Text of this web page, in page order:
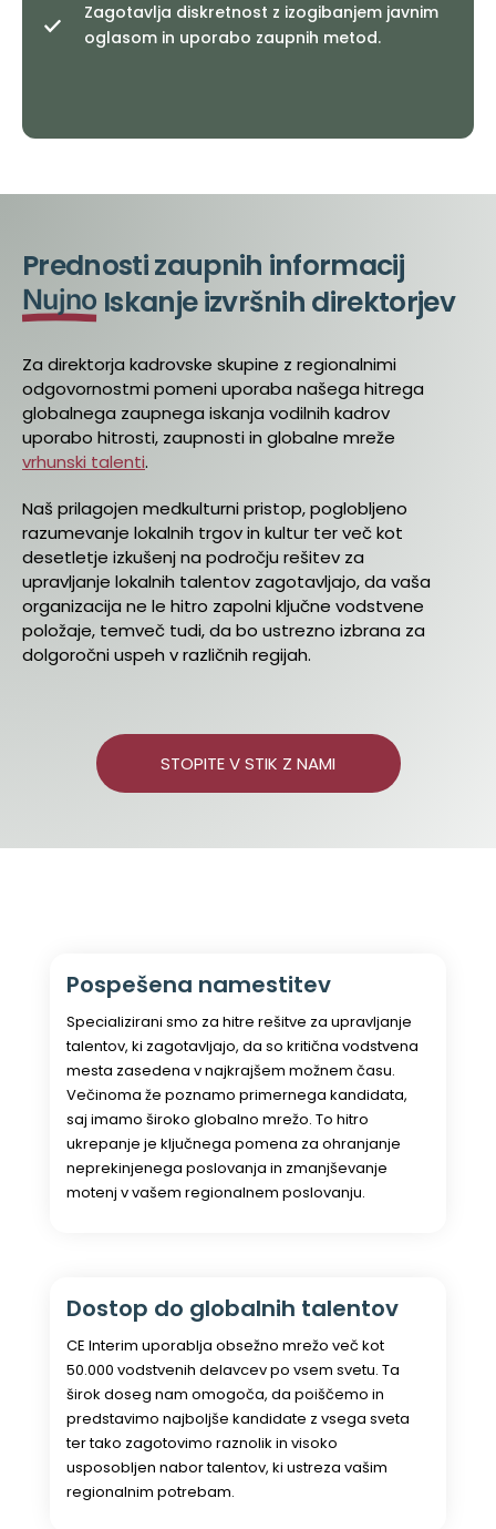
Zagotavlja diskretnost z izogibanjem javnim
oglasom in uporabo zaupnih metod.
Prednosti zaupnih informacij
Nujno Iskanje izvršnih direktorjev
Za direktorja kadrovske skupine z regionalnimi
odgovornostmi pomeni uporaba našega hitrega
globalnega zaupnega iskanja vodilnih kadrov
uporabo hitrosti, zaupnosti in globalne mreže
vrhunski talenti.
Naš prilagojen medkulturni pristop, poglobljeno
razumevanje lokalnih trgov in kultur ter več kot
desetletje izkušenj na področju rešitev za
upravljanje lokalnih talentov zagotavljajo, da vaša
organizacija ne le hitro zapolni ključne vodstvene
položaje, temveč tudi, da bo ustrezno izbrana za
dolgoročni uspeh v različnih regijah.
STOPITE V STIK Z NAMI
Pospešena namestitev
Specializirani smo za hitre rešitve za upravljanje
talentov, ki zagotavljajo, da so kritična vodstvena
mesta zasedena v najkrajšem možnem času.
Večinoma že poznamo primernega kandidata,
saj imamo široko globalno mrežo. To hitro
ukrepanje je ključnega pomena za ohranjanje
neprekinjenega poslovanja in zmanjševanje
motenj v vašem regionalnem poslovanju.
Dostop do globalnih talentov
CE Interim uporablja obsežno mrežo več kot
50.000 vodstvenih delavcev po vsem svetu. Ta
širok doseg nam omogoča, da poiščemo in
predstavimo najboljše kandidate z vsega sveta
ter tako zagotovimo raznolik in visoko
usposobljen nabor talentov, ki ustreza vašim
regionalnim potrebam.